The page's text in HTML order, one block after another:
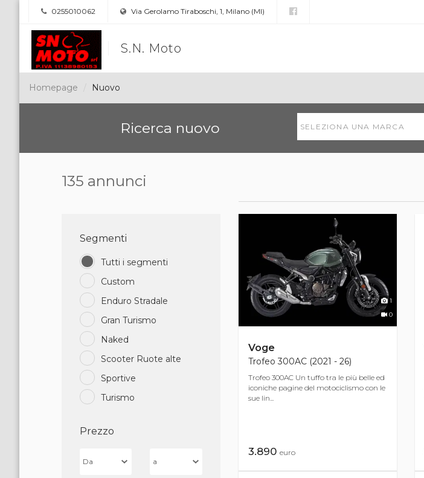
0255010062 Via Gerolamo Tiraboschi, 1, Milano (MI)
S.N. Moto
Homepage Nuovo
Ricerca nuovo SELEZIONA UNA MARCA
135 annunci
Segmenti
Tutti i segmenti
Custom
Enduro Stradale
Gran Turismo
Naked
Scooter Ruote alte
Sportive
Turismo
Prezzo
1
0
Voge
Trofeo 300AC (2021 - 26)
Trofeo 300AC Un tuffo tra le più belle ed
iconiche pagine del motociclismo con le
sue lin...
3.890 euro